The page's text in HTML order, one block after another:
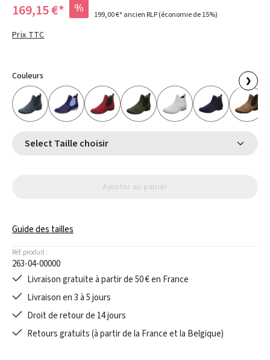
169,15 €* % 199,00 €*ancien RLP(économie de 15%)
Prix TTC
Couleurs ❯
Select Taille choisir
Ajouter au panier
Guide des tailles
Réf. produit :
263-04-00000
Livraison gratuite à partir de 50 € en France
Livraison en 3 à 5 jours
Droit de retour de 14 jours
Retours gratuits (à partir de la France et la Belgique)